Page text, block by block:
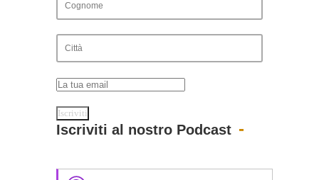
Iscriviti al nostro Podcast